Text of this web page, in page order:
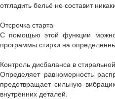
отгладить бельё не составит
Отсрочка старта
С помощью этой функции
программы стирки на
Контроль дисбаланса в
Определяет равномерность
предотвращает сильную
внутренних деталей.